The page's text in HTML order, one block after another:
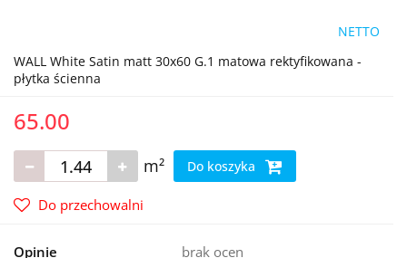
NETTO
WALL White Satin matt 30x60 G.1 matowa rektyfikowana -
płytka ścienna
65.00
m² Do koszyka
Do przechowalni
Opinie brak ocen